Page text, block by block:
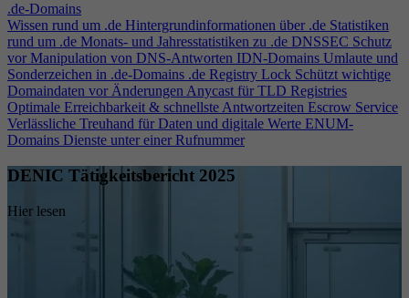
.de-Domains
Wissen rund um .de Hintergrundinformationen über .de Statistiken
rund um .de Monats- und Jahresstatistiken zu .de DNSSEC Schutz
vor Manipulation von DNS-Antworten IDN-Domains Umlaute und
Sonderzeichen in .de-Domains .de Registry Lock Schützt wichtige
Domaindaten vor ÄnderungenAnycast für TLD Registries
Optimale Erreichbarkeit & schnellste Antwortzeiten Escrow Service
Verlässliche Treuhand für Daten und digitale Werte ENUM-
Domains Dienste unter einer Rufnummer
DENIC Tätigkeitsbericht 2025
Hier lesen